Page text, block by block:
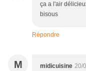
ça a l'air
bisous
Répondre
M midicuisine 20/